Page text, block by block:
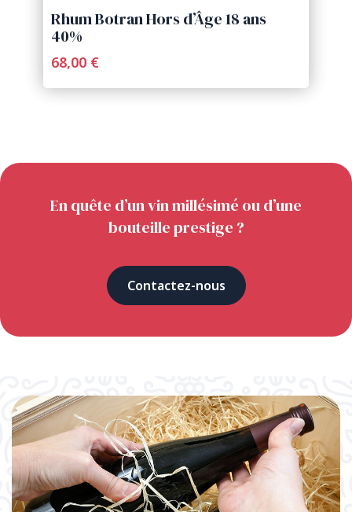
Rhum Botran Hors d’Âge 18 ans
40%
68,00 €
En quête d’un vin millésimé ou d’une
bouteille prestige ?
Contactez-nous